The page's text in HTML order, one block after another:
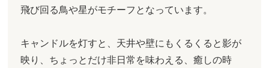
飛び回る鳥や星がモチーフとなっています。
キャンドルを灯すと、天井や壁にもくるくると影が
映り、ちょっとだけ非日常を味わえる、癒しの時